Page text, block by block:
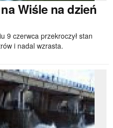
Wiśle na dzień
9 czerwca przekroczył stan
i nadal wzrasta.